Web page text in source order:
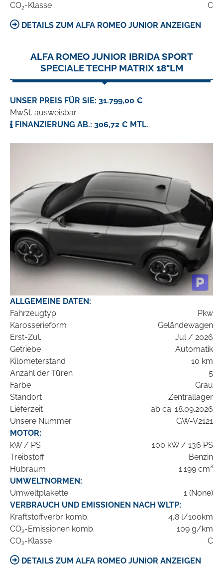
CO2-Klasse C
DETAILS ZUM ALFA ROMEO JUNIOR ANZEIGEN
ALFA ROMEO JUNIOR IBRIDA SPORT
SPECIALE TECHP MATRIX 18"LM
UNSER PREIS FÜR SIE: 31.799,00 €
MwSt. ausweisbar
FINANZIERUNG AB.: 306,72 € MTL.
ALLGEMEINE DATEN:
Fahrzeugtyp
Pkw
Karosserieform
Geländewagen
Erst-Zul.
Jul / 2026
Getriebe
Automatik
Kilometerstand
10 km
Anzahl der Türen
5
Farbe
Grau
Standort
Zentrallager
Lieferzeit
ab ca. 18.09.2026
Unsere Nummer
GW-V2121
MOTOR:
kW / PS
100 kW / 136 PS
Treibstoff
Benzin
Hubraum
1.199 cm³
UMWELTNORMEN:
Umweltplakette
1 (None)
VERBRAUCH UND EMISSIONEN NACH WLTP:
Kraftstoffverbr. komb.
4,8 l/100km
CO2-Emissionen komb.
109 g/km
CO2-Klasse C
DETAILS ZUM ALFA ROMEO JUNIOR ANZEIGEN